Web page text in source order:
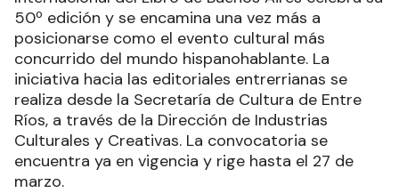
50º edición y se encamina una vez más a
posicionarse como el evento cultural más
concurrido del mundo hispanohablante. La
iniciativa hacia las editoriales entrerrianas se
realiza desde la Secretaría de Cultura de Entre
Ríos, a través de la Dirección de Industrias
Culturales y Creativas. La convocatoria se
encuentra ya en vigencia y rige hasta el 27 de
marzo.